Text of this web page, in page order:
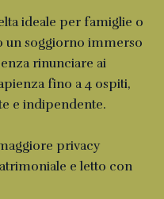
ideale per famiglie o
un soggiorno immerso
rinunciare ai
fino a 4 ospiti,
e indipendente.
privacy
e letto con